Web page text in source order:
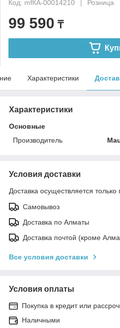
Код: mfКА-00014210
Розница
99 590 ₸
Характеристики
Характеристики
Основные
Производитель
Условия доставки
Доставка осуществляется только
Самовывоз
Доставка по Алматы
Доставка почтой (кроме
Все условия доставки
Условия оплаты
Покупка в кредит или
Наличными